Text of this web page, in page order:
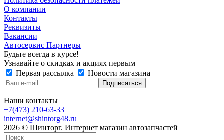
О компании
Контакты
Реквизиты
Вакансии
Автосервис Партнеры
Будьте всегда в курсе!
Узнавайте о скидках и акциях первым
Первая рассылка
Новости магазина
Наши контакты
+7(473) 210-63-33
internet@shintorg48.ru
2026 © Шинторг. Интернет магазин автозапчастей